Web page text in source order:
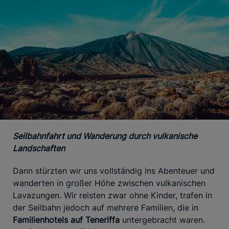
Seilbahnfahrt und Wanderung durch vulkanische
Landschaften
Dann stürzten wir uns vollständig ins Abenteuer und
wanderten in großer Höhe zwischen vulkanischen
Lavazungen. Wir reisten zwar ohne Kinder, trafen in
der Seilbahn jedoch auf mehrere Familien, die in
Familienhotels auf Teneriffa untergebracht waren.